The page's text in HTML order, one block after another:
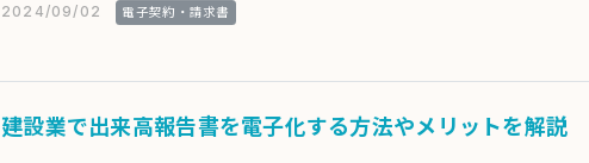
2024/09/02 電子契約・請求書
建設業で出来高報告書を電子化する方法やメリットを解説